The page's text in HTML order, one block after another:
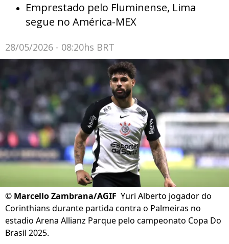
Emprestado pelo Fluminense, Lima
segue no América-MEX
28/05/2026 - 08:20hs BRT
© Marcello Zambrana/AGIF Yuri Alberto jogador do
Corinthians durante partida contra o Palmeiras no
estadio Arena Allianz Parque pelo campeonato Copa Do
Brasil 2025.